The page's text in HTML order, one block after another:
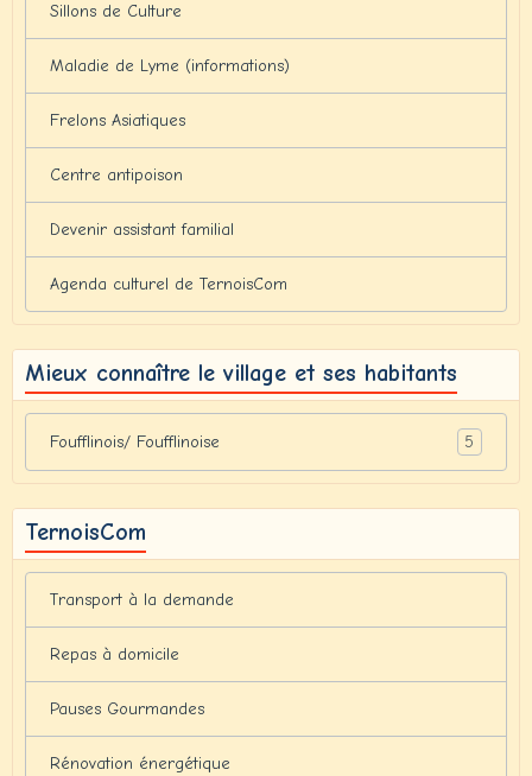
Sillons de Culture
Maladie de Lyme (informations)
Frelons Asiatiques
Centre antipoison
Devenir assistant familial
Agenda culturel de TernoisCom
Mieux connaître le village et ses habitants
Foufflinois/ Foufflinoise 5
TernoisCom
Transport à la demande
Repas à domicile
Pauses Gourmandes
Rénovation énergétique